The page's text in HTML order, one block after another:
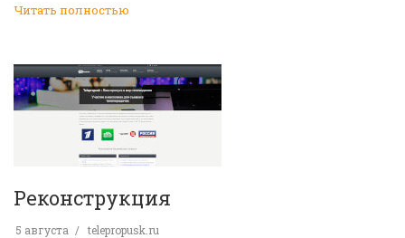
Читать полностью
Реконструкция
5 августа telepropusk.ru